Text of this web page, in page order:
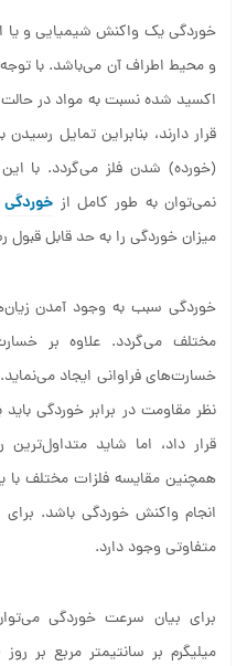
خوردگی یک واکنش شیمیایی و یا
و محیط اطراف آن می‌باشد. با توجه
اکسید شده نسبت به مواد در
قرار دارند، بنابراین تمایل
(خورده) شدن فلز می‌گردد. با
نمی‌توان به طور کامل از خوردگی
میزان خوردگی را به حد قابل قبول
خوردگی سبب به وجود آمدن
مختلف می‌گردد. علاوه بر
خسارت‌های فراوانی ایجاد
نظر مقاومت در برابر خوردگی باید
قرار داد، اما شاید
همچنین مقایسه فلزات مختلف با
انجام واکنش خوردگی باشد.
متفاوتی وجود دارد.
برای بیان سرعت خوردگی